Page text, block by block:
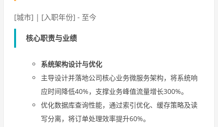
[城市] | [入职年份] - 至今
核心职责与业绩
系统架构设计与优化
主导设计并落地公司核心业务微服务架构，将系统响
应时间降低40%，支撑业务峰值流量增长300%。
优化数据库查询性能，通过索引优化、缓存策略及读
写分离，将订单处理效率提升60%。